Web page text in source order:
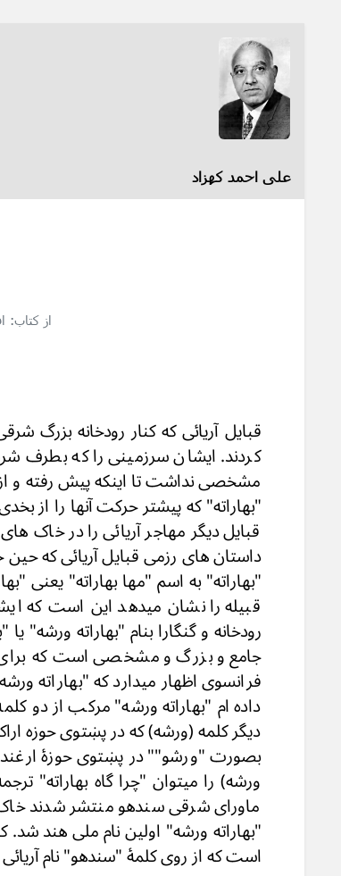
علی احمد کهزاد
از کتاب:
قبایل آریائی که کنار رودخانه بزرگ
کردند. ایشان سرزمینی را که بطرف
مشخصى نداشت تا اینکه پیش رفته و
"بهاراته" که پیشتر حرکت آنها را از
قبایل دیگر مهاجر آریائی را در خاک
داستان های رزمی قبایل آریائی که
"بهاراته" به اسم "مها بهاراته"
قبیله را نشان میدهد این است که
رودخانه و گنگارا بنام "بهاراته ورشه"
جامع و بزرگ و مشخصی است که
فرانسوی اظهار میدارد که "بهاراته
داده ام "بهاراته ورشه" مرکب از
دیگر کلمه (ورشه) که در پښتوی حوزه
بصورت "ورشو"" در پښتوی حوزۀ
ورشه) را میتوان "چرا گاه بهاراته"
ماورای شرقی سندهو منتشر شدند خاک
"بهاراته ورشه" اولین نام ملی هند
است که از روی کلمۀ "سندهو" نام